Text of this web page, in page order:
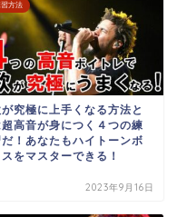
方法
究極に上手くなる方法と
高音が身につく４つの練
！あなたもハイトーンボ
スをマスターできる！
2023年9月16日